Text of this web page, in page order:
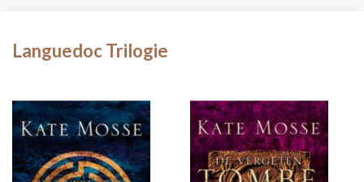
Languedoc Trilogie